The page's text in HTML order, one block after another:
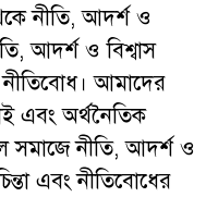
নীতি, আদর্শ ও
আদর্শ ও বিশ্বাস
নীতিবোধ। আমাদের
এবং অর্থনৈতিক
সমাজে নীতি, আদর্শ ও
এবং নীতিবোধের